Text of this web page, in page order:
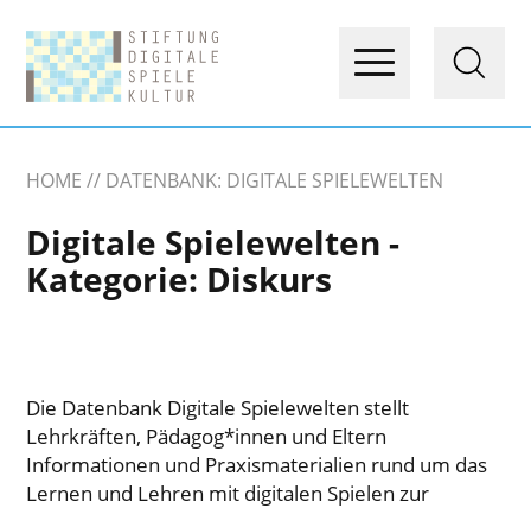
HOME DATENBANK: DIGITALE SPIELEWELTEN
Digitale Spielewelten -
Kategorie: Diskurs
Die Datenbank Digitale Spielewelten stellt
Lehrkräften, Pädagog*innen und Eltern
Informationen und Praxismaterialien rund um das
Lernen und Lehren mit digitalen Spielen zur